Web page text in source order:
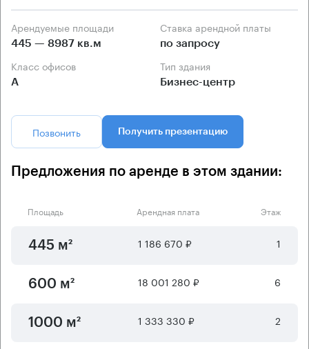
Арендуемые площади
445 — 8987 кв.м
Ставка арендной платы
по запросу
Класс офисов
А
Тип здания
Бизнес-центр
Позвонить Получить презентацию
Предложения по аренде в этом здании:
Площадь Арендная плата Этаж
445 м² 1 186 670 ₽ 1
600 м² 18 001 280 ₽ 6
1000 м² 1 333 330 ₽ 2